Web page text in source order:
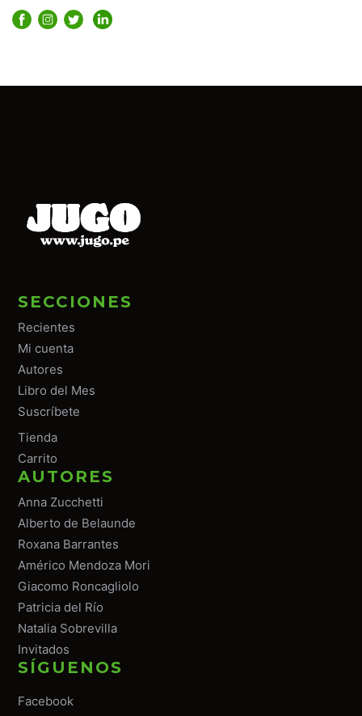
SECCIONES
Recientes
Mi cuenta
Autores
Libro del Mes
Suscríbete
Tienda
Carrito
AUTORES
Anna Zucchetti
Alberto de Belaunde
Roxana Barrantes
Américo Mendoza Mori
Giacomo Roncagliolo
Patricia del Río
Natalia Sobrevilla
Invitados
SÍGUENOS
Facebook